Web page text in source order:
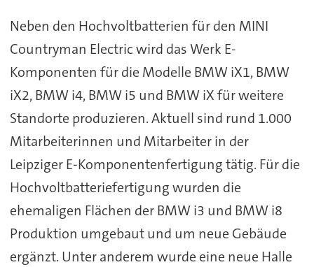
Neben den Hochvoltbatterien für den MINI
Countryman Electric wird das Werk E-
Komponenten für die Modelle BMW iX1, BMW
iX2, BMW i4, BMW i5 und BMW iX für weitere
Standorte produzieren. Aktuell sind rund 1.000
Mitarbeiterinnen und Mitarbeiter in der
Leipziger E-Komponentenfertigung tätig. Für die
Hochvoltbatteriefertigung wurden die
ehemaligen Flächen der BMW i3 und BMW i8
Produktion umgebaut und um neue Gebäude
ergänzt. Unter anderem wurde eine neue Halle